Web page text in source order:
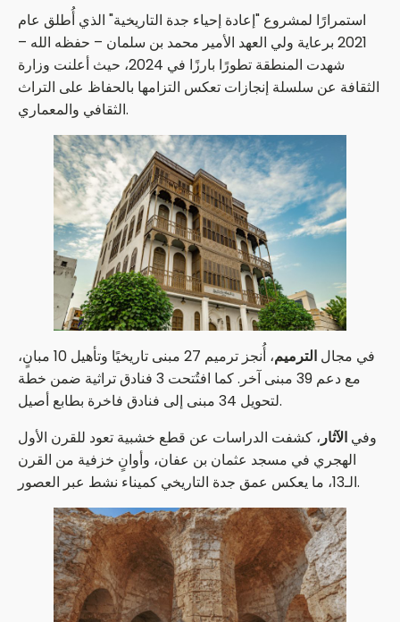
استمرارًا لمشروع "إعادة إحياء جدة التاريخية" الذي أُطلق عام
2021 برعاية ولي العهد الأمير محمد بن سلمان – حفظه الله –
شهدت المنطقة تطورًا بارزًا في 2024، حيث أعلنت وزارة
الثقافة عن سلسلة إنجازات تعكس التزامها بالحفاظ على التراث
الثقافي والمعماري.
في مجال الترميم
، أُنجز ترميم 27 مبنى تاريخيًا وتأهيل 10 مبانٍ،
مع دعم 39 مبنى آخر. كما افتُتحت 3 فنادق تراثية ضمن خطة
لتحويل 34 مبنى إلى فنادق فاخرة بطابع أصيل.
وفي الآثار، كشفت الدراسات عن قطع خشبية تعود للقرن الأول
الهجري في مسجد عثمان بن عفان، وأوانٍ خزفية من القرن
الـ13، ما يعكس عمق جدة التاريخي كميناء نشط عبر العصور.